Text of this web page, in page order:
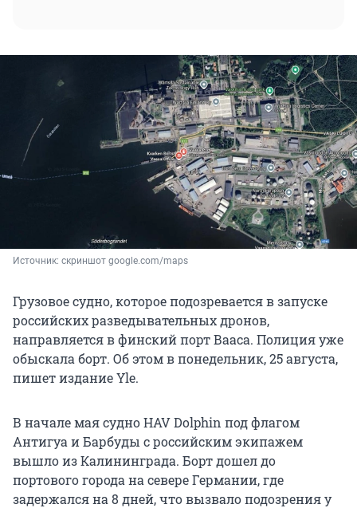
Источник: скриншот google.com/maps
Грузовое судно, которое подозревается в запуске
российских разведывательных дронов,
направляется в финский порт Вааса. Полиция уже
обыскала борт. Об этом в понедельник, 25 августа,
пишет издание Yle.
В начале мая судно HAV Dolphin под флагом
Антигуа и Барбуды с российским экипажем
вышло из Калининграда. Борт дошел до
портового города на севере Германии, где
задержался на 8 дней, что вызвало подозрения у